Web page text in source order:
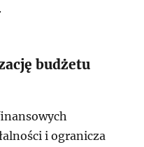
budżetu
i ogranicza